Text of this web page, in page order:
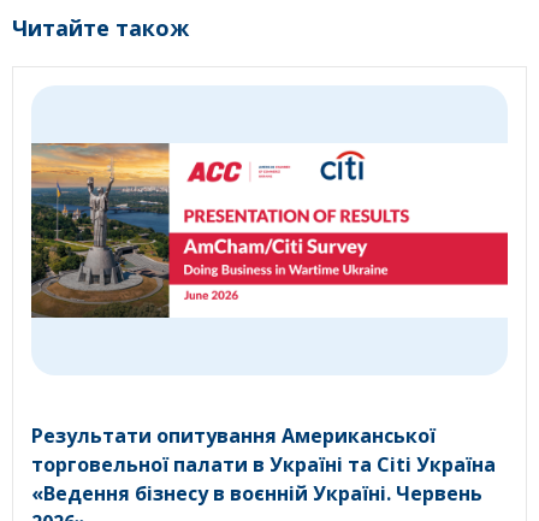
Читайте також
Результати опитування Американської
торговельної палати в Україні та Citi Україна
«Ведення бізнесу в воєнній Україні. Червень